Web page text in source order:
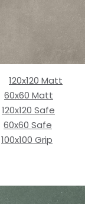
120x120 Matt
60x60 Matt
120x120 Safe
60x60 Safe
100x100 Grip